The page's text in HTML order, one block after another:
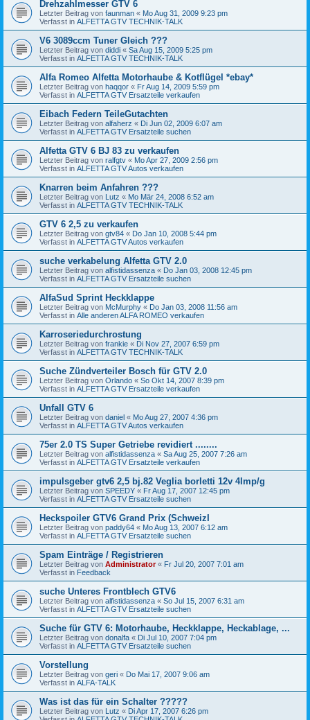
Drehzahlmesser GTV 6
Letzter Beitrag von faunman « Mo Aug 31, 2009 9:23 pm
Verfasst in ALFETTA GTV TECHNIK-TALK
V6 3089ccm Tuner Gleich ???
Letzter Beitrag von diddi « Sa Aug 15, 2009 5:25 pm
Verfasst in ALFETTA GTV TECHNIK-TALK
Alfa Romeo Alfetta Motorhaube & Kotflügel *ebay*
Letzter Beitrag von haqqor « Fr Aug 14, 2009 5:59 pm
Verfasst in ALFETTA GTV Ersatzteile verkaufen
Eibach Federn TeileGutachten
Letzter Beitrag von alfaherz « Di Jun 02, 2009 6:07 am
Verfasst in ALFETTA GTV Ersatzteile suchen
Alfetta GTV 6 BJ 83 zu verkaufen
Letzter Beitrag von ralfgtv « Mo Apr 27, 2009 2:56 pm
Verfasst in ALFETTA GTV Autos verkaufen
Knarren beim Anfahren ???
Letzter Beitrag von Lutz « Mo Mär 24, 2008 6:52 am
Verfasst in ALFETTA GTV TECHNIK-TALK
GTV 6 2,5 zu verkaufen
Letzter Beitrag von gtv84 « Do Jan 10, 2008 5:44 pm
Verfasst in ALFETTA GTV Autos verkaufen
suche verkabelung Alfetta GTV 2.0
Letzter Beitrag von alfistidassenza « Do Jan 03, 2008 12:45 pm
Verfasst in ALFETTA GTV Ersatzteile suchen
AlfaSud Sprint Heckklappe
Letzter Beitrag von McMurphy « Do Jan 03, 2008 11:56 am
Verfasst in Alle anderen ALFA ROMEO verkaufen
Karroseriedurchrostung
Letzter Beitrag von frankie « Di Nov 27, 2007 6:59 pm
Verfasst in ALFETTA GTV TECHNIK-TALK
Suche Zündverteiler Bosch für GTV 2.0
Letzter Beitrag von Orlando « So Okt 14, 2007 8:39 pm
Verfasst in ALFETTA GTV Ersatzteile verkaufen
Unfall GTV 6
Letzter Beitrag von daniel « Mo Aug 27, 2007 4:36 pm
Verfasst in ALFETTA GTV Autos verkaufen
75er 2.0 TS Super Getriebe revidiert ........
Letzter Beitrag von alfistidassenza « Sa Aug 25, 2007 7:26 am
Verfasst in ALFETTA GTV Ersatzteile verkaufen
impulsgeber gtv6 2,5 bj.82 Veglia borletti 12v 4Imp/g
Letzter Beitrag von SPEEDY « Fr Aug 17, 2007 12:45 pm
Verfasst in ALFETTA GTV Ersatzteile suchen
Heckspoiler GTV6 Grand Prix (SchweizI
Letzter Beitrag von paddy64 « Mo Aug 13, 2007 6:12 am
Verfasst in ALFETTA GTV Ersatzteile suchen
Spam Einträge / Registrieren
Letzter Beitrag von Administrator« Fr Jul 20, 2007 7:01 am
Verfasst in Feedback
suche Unteres Frontblech GTV6
Letzter Beitrag von alfistidassenza « So Jul 15, 2007 6:31 am
Verfasst in ALFETTA GTV Ersatzteile suchen
Suche für GTV 6: Motorhaube, Heckklappe, Heckablage, ...
Letzter Beitrag von donalfa « Di Jul 10, 2007 7:04 pm
Verfasst in ALFETTA GTV Ersatzteile suchen
Vorstellung
Letzter Beitrag von geri « Do Mai 17, 2007 9:06 am
Verfasst in ALFA-TALK
Was ist das für ein Schalter ?????
Letzter Beitrag von Lutz « Di Apr 17, 2007 6:26 pm